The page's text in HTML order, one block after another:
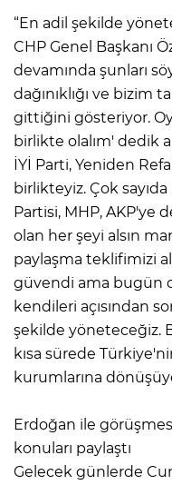
“En adil şekilde
CHP Genel Başkanı
devamında şunları
dağınıklığı ve bizim
gittiğini gösteriyor.
birlikte olalım' dedik
İYİ Parti, Yeniden
birlikteyiz. Çok
Partisi, MHP, AKP'ye
olan her şeyi alsın
paylaşma teklifimizi
güvendi ama bugün
kendileri açısından
şekilde yöneteceğiz.
kısa sürede
kurumlarına
Erdoğan ile
konuları paylaştı
Gelecek günlerde